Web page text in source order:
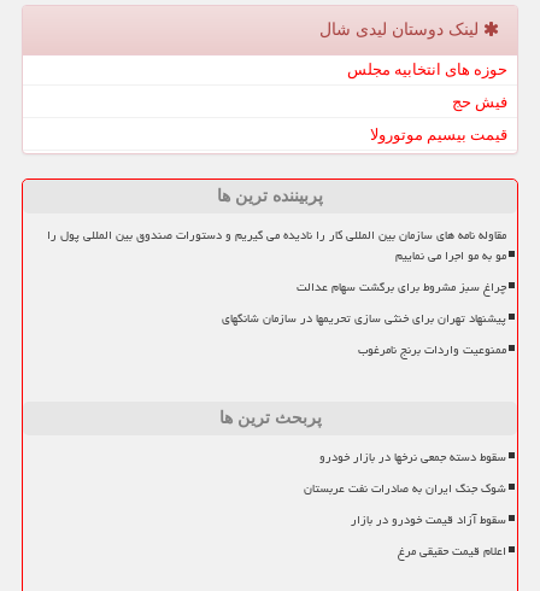
لینک دوستان لیدی شال
حوزه های انتخابیه مجلس
فیش حج
قیمت بیسیم موتورولا
پربیننده ترین ها
مقاوله نامه های سازمان بین المللی کار را نادیده می گیریم و دستورات صندوق بین المللی پول را
مو به مو اجرا می نماییم
چراغ سبز مشروط برای برگشت سهام عدالت
پیشنهاد تهران برای خنثی سازی تحریمها در سازمان شانگهای
ممنوعیت واردات برنج نامرغوب
پربحث ترین ها
سقوط دسته جمعی نرخها در بازار خودرو
شوک جنگ ایران به صادرات نفت عربستان
سقوط آزاد قیمت خودرو در بازار
اعلام قیمت حقیقی مرغ